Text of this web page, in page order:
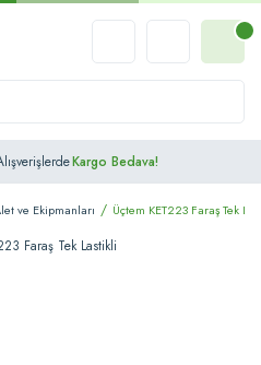
Kargo Bedava!
ve Ekipmanları Üçtem KET223 Faraş Tek